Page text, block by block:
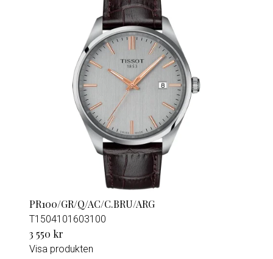
PR100/GR/Q/AC/C.BRU/ARG
T1504101603100
3 550 kr
Visa produkten